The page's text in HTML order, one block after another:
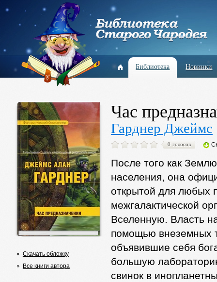
Библиотека Новинки
Скачать обложку
Все книги автора
Час
Гарднер Джеймс
0 голосов
После того как
населения, она
открытой для любых
межгалактической
Вселенную. Власть
помощью внеземных
объявившие себя
большую
свинок в